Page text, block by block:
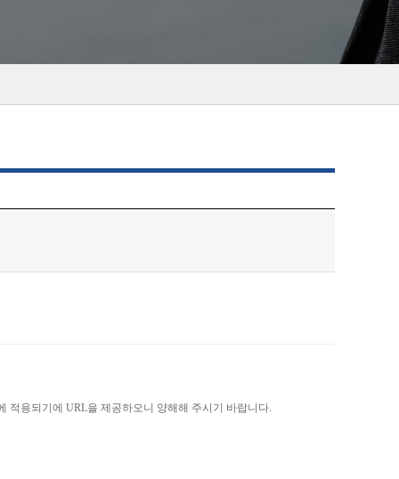
적용되기에 URL을 제공하오니 양해해 주시기 바랍니다.